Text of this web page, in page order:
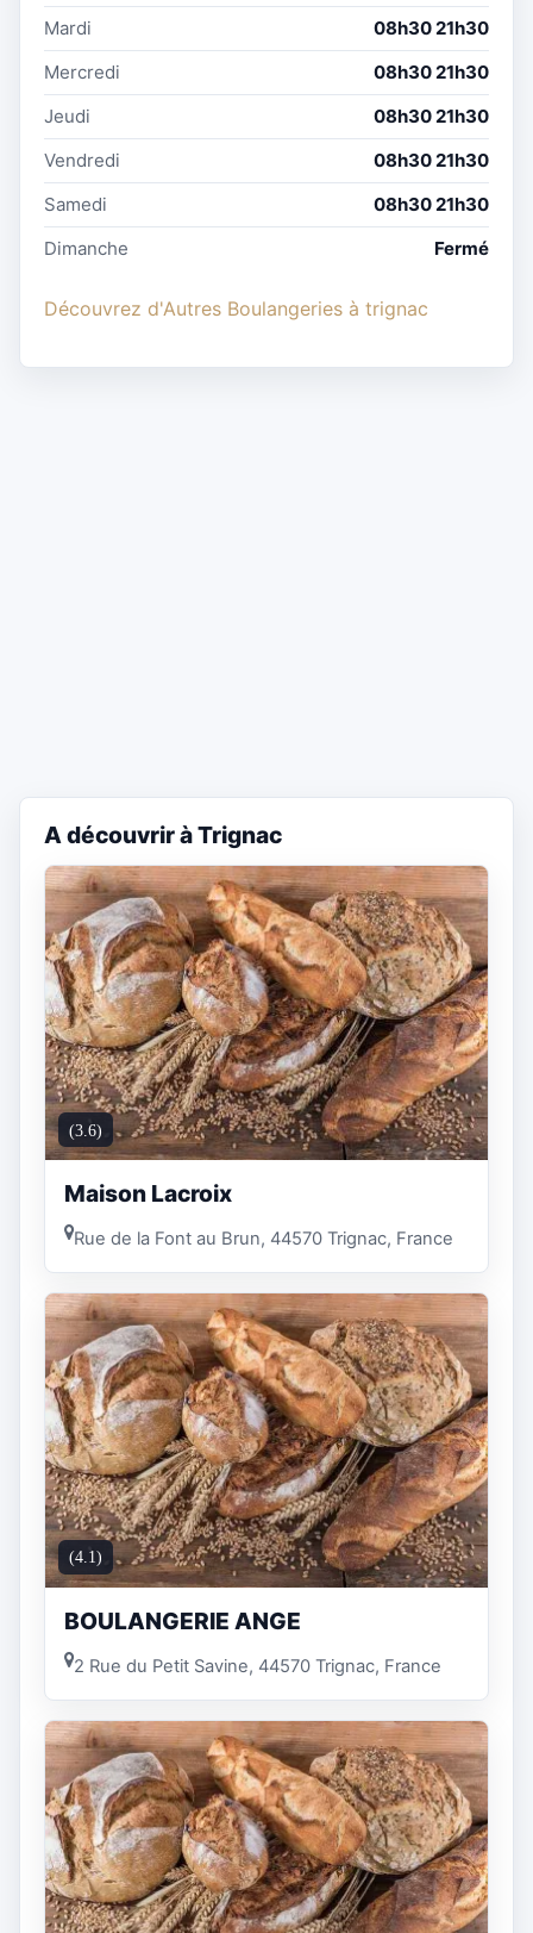
Mardi
08h30 21h30
Mercredi
08h30 21h30
Jeudi
08h30 21h30
Vendredi
08h30 21h30
Samedi
08h30 21h30
Dimanche
Fermé
Découvrez d'Autres Boulangeries à trignac
A découvrir à Trignac
(3.6)
Maison Lacroix
Rue de la Font au Brun, 44570 Trignac, France
(4.1)
BOULANGERIE ANGE
2 Rue du Petit Savine, 44570 Trignac, France